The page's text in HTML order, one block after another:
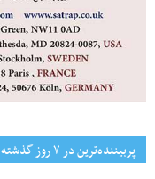
پربیننده‌ترین‌ در ۷ روز گذشته